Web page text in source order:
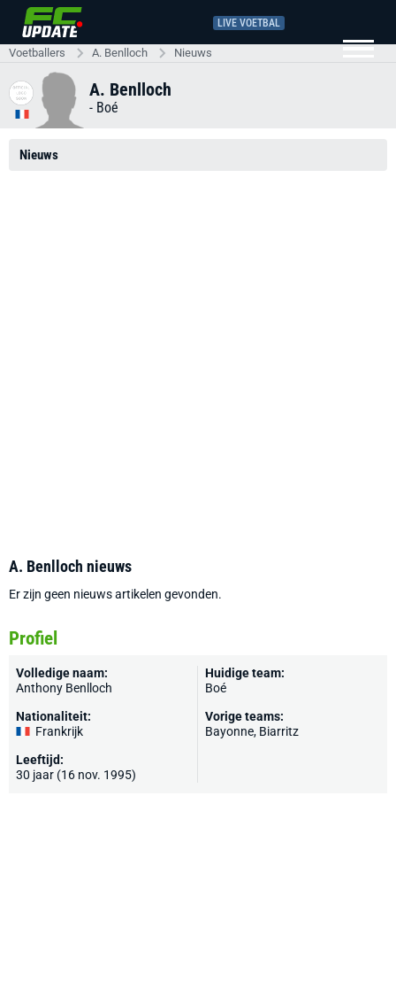
LIVE VOETBAL
Voetballers A. Benlloch Nieuws
A. Benlloch
- Boé
Nieuws
A. Benlloch nieuws
Er zijn geen nieuws artikelen gevonden.
Profiel
Volledige naam:
Anthony Benlloch
Nationaliteit:
Frankrijk
Leeftijd:
30 jaar (16 nov. 1995)
Huidige team:
Boé
Vorige teams:
Bayonne, Biarritz